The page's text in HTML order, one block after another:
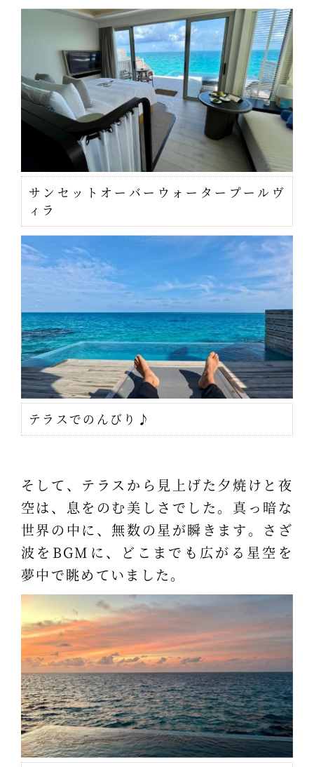
サンセットオーバーウォータープールヴ
ィラ
テラスでのんびり♪
そして、テラスから見上げた夕焼けと夜
空は、息をのむ美しさでした。真っ暗な
世界の中に、無数の星が瞬きます。さざ
波をBGMに、どこまでも広がる星空を
夢中で眺めていました。